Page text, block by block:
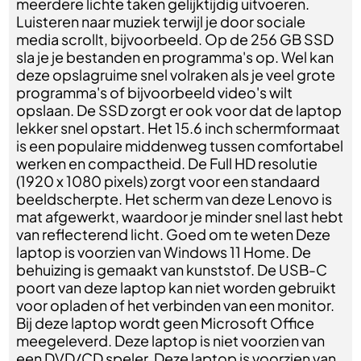
Luisteren naar muziek terwijl je door sociale
media scrollt, bijvoorbeeld. Op de 256 GB SSD
sla je je bestanden en programma's op. Wel kan
deze opslagruime snel volraken als je veel grote
programma's of bijvoorbeeld video's wilt
opslaan. De SSD zorgt er ook voor dat de laptop
lekker snel opstart. Het 15.6 inch schermformaat
is een populaire middenweg tussen comfortabel
werken en compactheid. De Full HD resolutie
(1920 x 1080 pixels) zorgt voor een standaard
beeldscherpte. Het scherm van deze Lenovo is
mat afgewerkt, waardoor je minder snel last hebt
van reflecterend licht. Goed om te weten Deze
laptop is voorzien van Windows 11 Home. De
behuizing is gemaakt van kunststof. De USB-C
poort van deze laptop kan niet worden gebruikt
voor opladen of het verbinden van een monitor.
Bij deze laptop wordt geen Microsoft Office
meegeleverd. Deze laptop is niet voorzien van